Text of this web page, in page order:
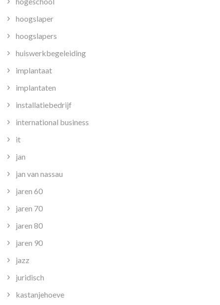
hoogslaper
hoogslapers
huiswerkbegeleiding
implantaat
implantaten
installatiebedrijf
international business
it
jan
jan van nassau
jaren 60
jaren 70
jaren 80
jaren 90
jazz
juridisch
kastanjehoeve